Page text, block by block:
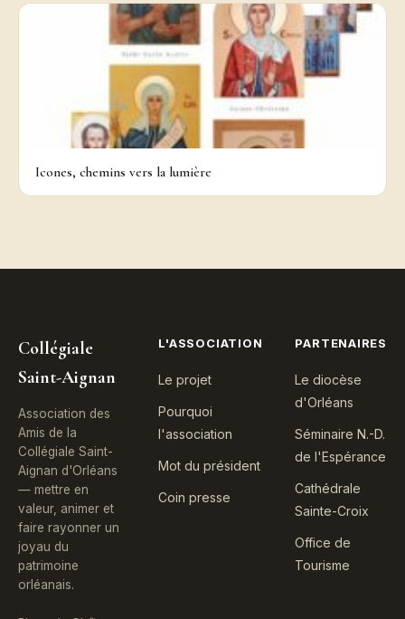
Icones, chemins vers la lumière
Collégiale
Saint-Aignan
Association des
Amis de la
Collégiale Saint-
Aignan d'Orléans
— mettre en
valeur, animer et
faire rayonner un
joyau du
patrimoine
orléanais.
L'ASSOCIATION
Le projet
Pourquoi
l'association
Mot du président
Coin presse
PARTENAIRES
Le diocèse
d'Orléans
Séminaire N.-D.
de l'Espérance
Cathédrale
Sainte-Croix
Office de
Tourisme